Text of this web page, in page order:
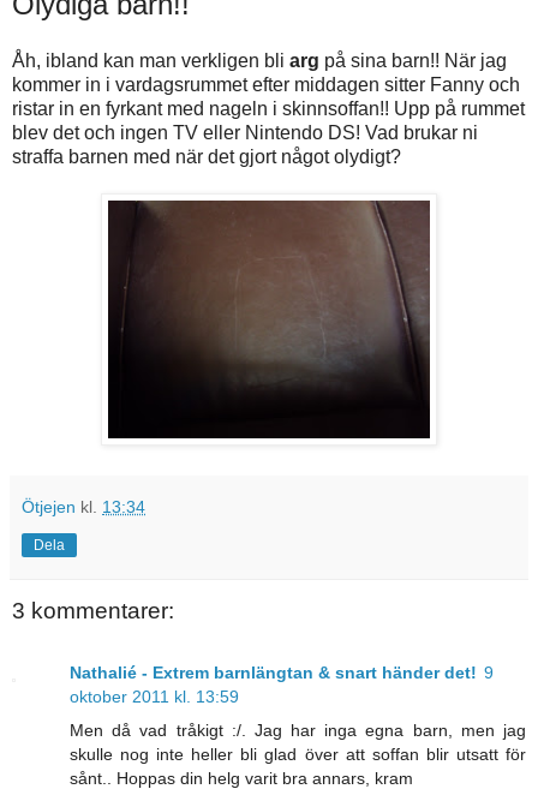
Åh, ibland kan man verkligen bli arg på sina barn!! När jag
kommer in i vardagsrummet efter middagen sitter Fanny och
ristar in en fyrkant med nageln i skinnsoffan!! Upp på rummet
blev det och ingen TV eller Nintendo DS! Vad brukar ni
straffa barnen med när det gjort något olydigt?
Ötjejen kl. 13:34
Dela
3 kommentarer:
Nathalié - Extrem barnlängtan & snart händer det! 9
oktober 2011 kl. 13:59
Men då vad tråkigt :/. Jag har inga egna barn, men jag
skulle nog inte heller bli glad över att soffan blir utsatt för
sånt.. Hoppas din helg varit bra annars, kram